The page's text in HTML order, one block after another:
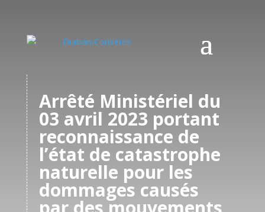
Arrêté Ministériel du
03 avril 2023 portant
reconnaissance de
l’état de catastrophe
naturelle pour les
dommages causés